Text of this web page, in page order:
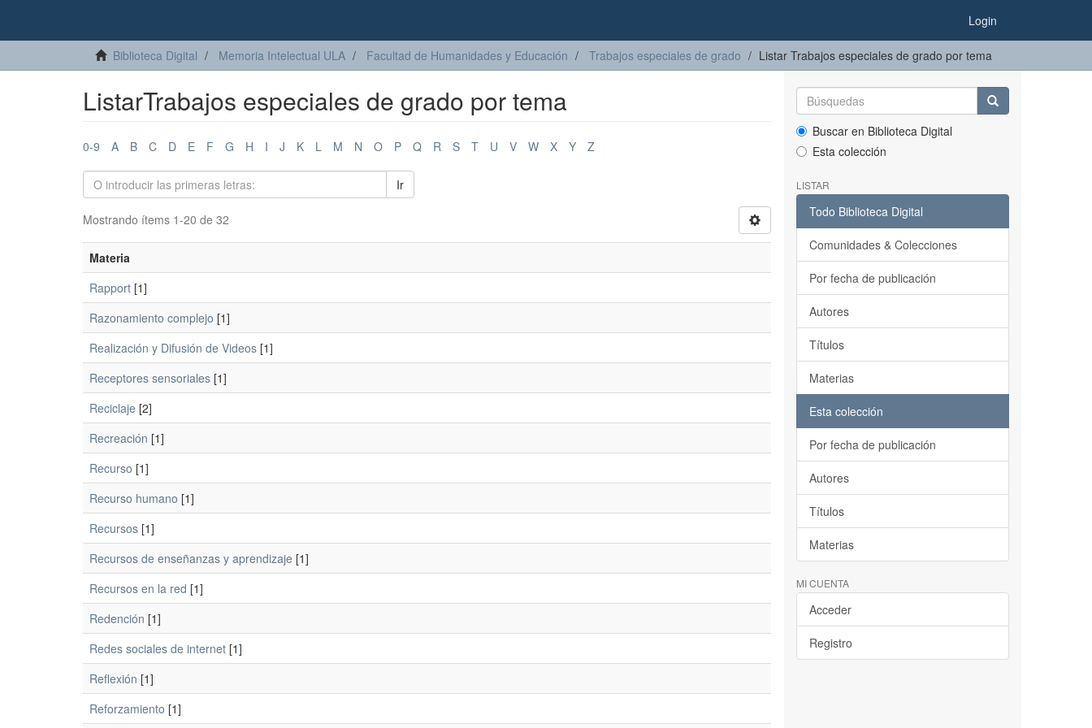
Login
Biblioteca Digital Memoria Intelectual ULA Facultad de Humanidades y Educación Trabajos especiales de grado Listar Trabajos especiales de grado por tema
ListarTrabajos especiales de grado por tema
0-9 A B C D E F G H I J K L M N O P Q R S T U V W X Y Z
Ir
Mostrando ítems 1-20 de 32
Materia
Rapport [1]
Razonamiento complejo [1]
Realización y Difusión de Videos [1]
Receptores sensoriales [1]
Reciclaje [2]
Recreación [1]
Recurso [1]
Recurso humano [1]
Recursos [1]
Recursos de enseñanzas y aprendizaje [1]
Recursos en la red [1]
Redención [1]
Redes sociales de internet [1]
Reflexión [1]
Reforzamiento [1]
Buscar en Biblioteca Digital
Esta colección
LISTAR
Todo Biblioteca Digital
Comunidades & Colecciones
Por fecha de publicación
Autores
Títulos
Materias
Esta colección
Por fecha de publicación
Autores
Títulos
Materias
MI CUENTA
Acceder
Registro